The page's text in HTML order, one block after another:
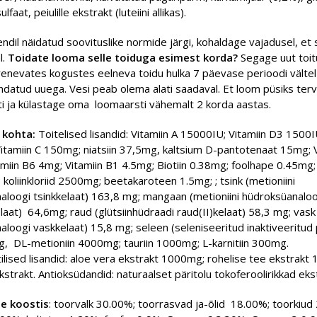
peiulille ekstrakt (luteiini allikas).
näidatud soovituslike normide järgi, kohaldage vajadusel, et
Toidate looma selle toiduga esimest korda? Segage uut
kogustes eelneva toidu hulka 7 päevase perioodi
uuega. Vesi peab olema alati saadaval. Et loom püsiks
ja külastage oma loomaarsti vähemalt 2 korda aastas.
Toitelised lisandid: Vitamiin A 15000IU; Vitamiin D3
C 150mg; niatsiin 37,5mg, kaltsium D-pantotenaat 15mg;
B6 4mg; Vitamiin B1 4.5mg; Biotiin 0.38mg; foolhape
koliinkloriid 2500mg; beetakaroteen 1.5mg; ; tsink (metioniini
tsinkkelaat) 163,8 mg; mangaan (metioniini
64,6mg; raud (glütsiinhüdraadi raud(II)kelaat) 58,3 mg;
vaskkelaat) 15,8 mg; seleen (seleniseeritud inaktiveeritud
DL-metioniin 4000mg; tauriin 1000mg; L-karnitiin 300mg.
lisandid: aloe vera ekstrakt 1000mg; rohelise tee ekstrakt
Antioksüdandid: naturaalset päritolu tokoferoolirikkad
koostis: toorvalk 30.00%; toorrasvad ja-õlid 18.00%; toorkiud